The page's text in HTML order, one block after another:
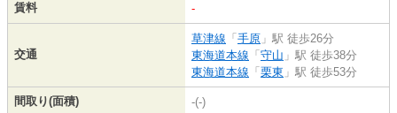
賃料 -
交通
草津線 「 手原 」駅 徒歩26分
東海道本線 「 守山 」駅 徒歩38分
東海道本線 「 栗東 」駅 徒歩53分
間取り(面積) -(-)